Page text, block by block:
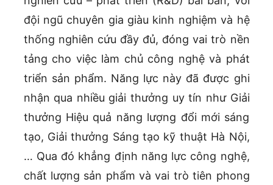
đội ngũ chuyên gia giàu kinh nghiệm và hệ
thống nghiên cứu đầy đủ, đóng vai trò nền
tảng cho việc làm chủ công nghệ và phát
triển sản phẩm. Năng lực này đã được ghi
nhận qua nhiều giải thưởng uy tín như Giải
thưởng Hiệu quả năng lượng đổi mới sáng
tạo, Giải thưởng Sáng tạo kỹ thuật Hà Nội,
… Qua đó khẳng định năng lực công nghệ,
chất lượng sản phẩm và vai trò tiên phong